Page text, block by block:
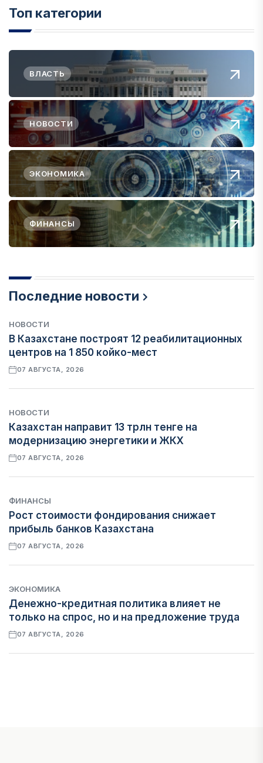
Топ категории
ВЛАСТЬ
НОВОСТИ
ЭКОНОМИКА
ФИНАНСЫ
Последние новости
НОВОСТИ
В Казахстане построят 12 реабилитационных
центров на 1 850 койко-мест
07 АВГУСТА, 2026
НОВОСТИ
Казахстан направит 13 трлн тенге на
модернизацию энергетики и ЖКХ
07 АВГУСТА, 2026
ФИНАНСЫ
Рост стоимости фондирования снижает
прибыль банков Казахстана
07 АВГУСТА, 2026
ЭКОНОМИКА
Денежно-кредитная политика влияет не
только на спрос, но и на предложение труда
07 АВГУСТА, 2026